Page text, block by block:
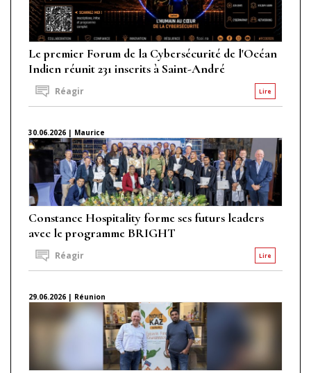
Le premier Forum de la Cybersécurité de l'Océan
Indien réunit 231 inscrits à Saint-André
Lire
Réagir
30.06.2026 | Maurice
Constance Hospitality forme ses futurs leaders
avec le programme BRIGHT
Lire
Réagir
29.06.2026 | Réunion